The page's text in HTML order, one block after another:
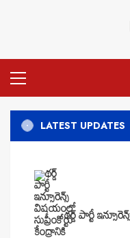
Menu
LATEST UPDATES
థర్డ్ పార్టీ